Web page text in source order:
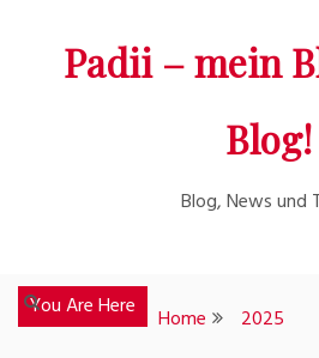
Padii – mein
Blog!
Blog, News und
You Are Here Home 2025